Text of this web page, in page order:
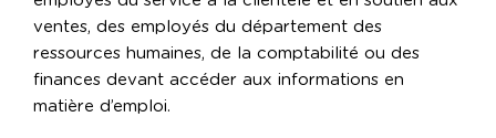
ventes, des employés du département des
ressources humaines, de la comptabilité ou des
finances devant accéder aux informations en
matière d’emploi.